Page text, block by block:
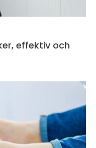
effektiv och